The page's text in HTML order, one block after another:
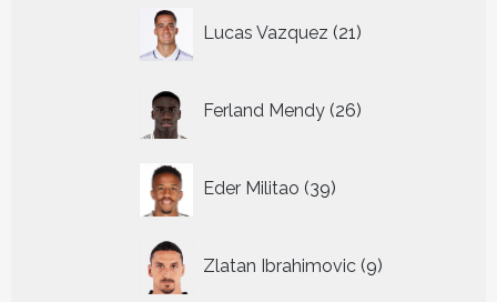
Lucas Vazquez 21
producten
Ferland Mendy 26
producten
Eder Militao 39
producten
Zlatan Ibrahimovic 9
producten